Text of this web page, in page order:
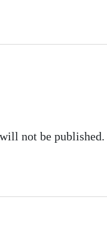
not be published.